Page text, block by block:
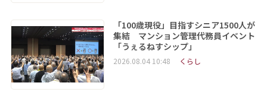
「100歳現役」目指すシニア1500人が
集結 マンション管理代務員イベント
「うぇるねすシップ」
2026.08.04 10:48 くらし